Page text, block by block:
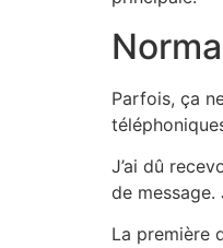
Parfois, ça
J’ai dû
de message.
La première